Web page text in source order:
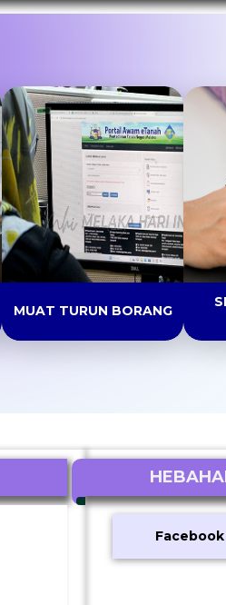
MUAT TURUN BORANG
Facebook